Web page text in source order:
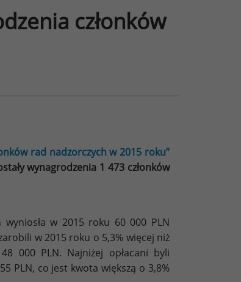
członków
rad nadzorczych w 2015 roku”
wynagrodzenia 1 473 członków
w 2015 roku 60 000 PLN
w 2015 roku o 5,3% więcej niż
000 PLN. Najniżej opłacani byli
PLN, co jest kwota większą o 3,8%